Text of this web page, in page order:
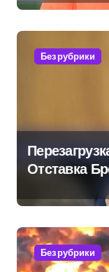
Без рубрики
Отставка
результат
провалов и
региона
Без рубрики